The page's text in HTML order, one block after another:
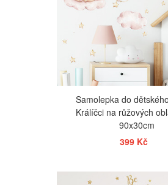
Samolepka do
Králíčci na růžových
90x30cm
399 Kč
ZOBRAZIT